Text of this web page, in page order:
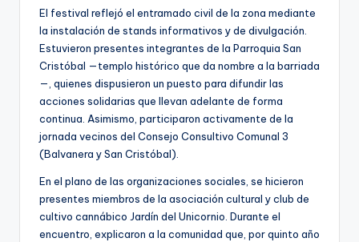
El festival reflejó el entramado civil de la zona mediante
la instalación de stands informativos y de divulgación.
Estuvieron presentes integrantes de la Parroquia San
Cristóbal —templo histórico que da nombre a la barriada
—, quienes dispusieron un puesto para difundir las
acciones solidarias que llevan adelante de forma
continua. Asimismo, participaron activamente de la
jornada vecinos del Consejo Consultivo Comunal 3
(Balvanera y San Cristóbal).
En el plano de las organizaciones sociales, se hicieron
presentes miembros de la asociación cultural y club de
cultivo cannábico Jardín del Unicornio. Durante el
encuentro, explicaron a la comunidad que, por quinto año